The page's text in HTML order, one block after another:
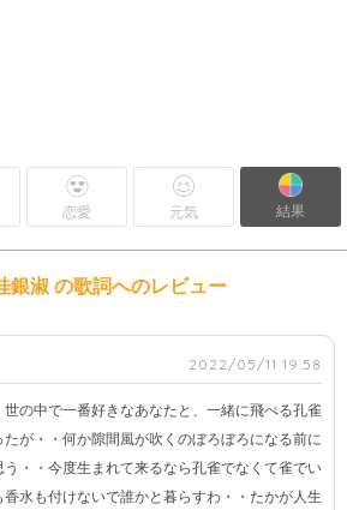
恋愛 元気 結果
銀淑 の歌詞へのレビュー
2022/05/11 19:58
世の中で一番好きなあなたと、一緒に飛べる孔雀
たが・・何か隙間風が吹くのぼろぼろになる前に
う・・今度生まれて来るなら孔雀でなくて雀でい
香水も付けないで誰かと暮らすわ・・たかが人生